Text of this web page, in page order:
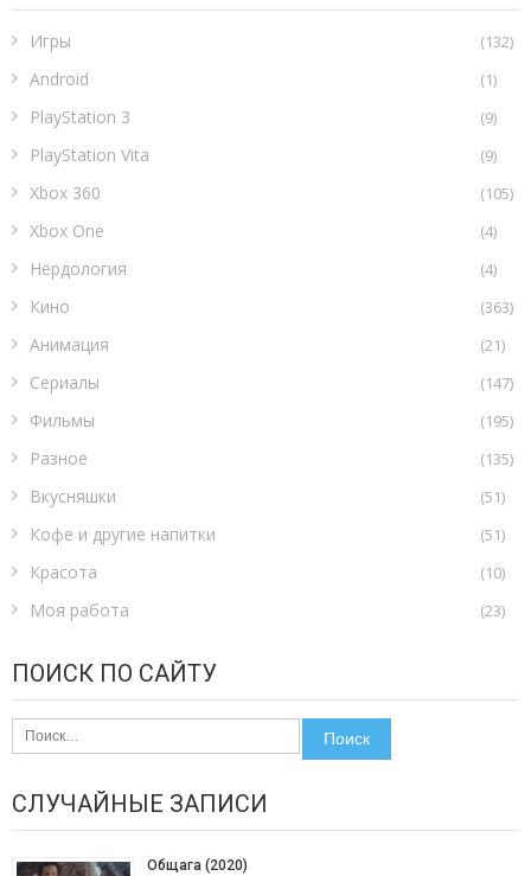
Игры (132)
Android (1)
PlayStation 3 (9)
PlayStation Vita (9)
Xbox 360 (105)
Xbox One (4)
Нёрдология (4)
Кино (363)
Анимация (21)
Сериалы (147)
Фильмы (195)
Разное (135)
Вкусняшки (51)
Кофе и другие напитки (51)
Красота (10)
Моя работа (23)
ПОИСК ПО САЙТУ
Найти:
СЛУЧАЙНЫЕ ЗАПИСИ
Общага (2020)